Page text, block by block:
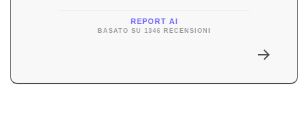
REPORT AI
BASATO SU 1346 RECENSIONI